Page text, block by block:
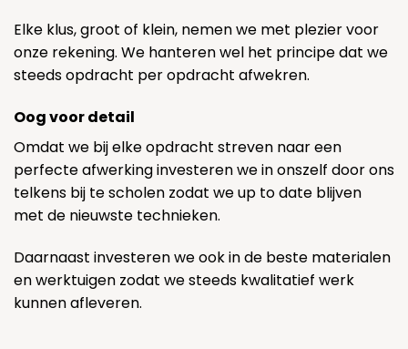
Elke klus, groot of klein, nemen we met plezier voor
onze rekening. We hanteren wel het principe dat we
steeds opdracht per opdracht afwekren.
Oog voor detail
Omdat we bij elke opdracht streven naar een
perfecte afwerking investeren we in onszelf door ons
telkens bij te scholen zodat we up to date blijven
met de nieuwste technieken.
Daarnaast investeren we ook in de beste materialen
en werktuigen zodat we steeds kwalitatief werk
kunnen afleveren.